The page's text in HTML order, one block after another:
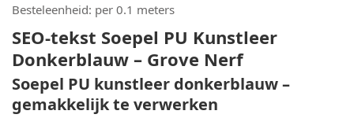
Besteleenheid: per 0.1 meters
SEO-tekst Soepel PU Kunstleer
Donkerblauw – Grove Nerf
Soepel PU kunstleer donkerblauw –
gemakkelijk te verwerken